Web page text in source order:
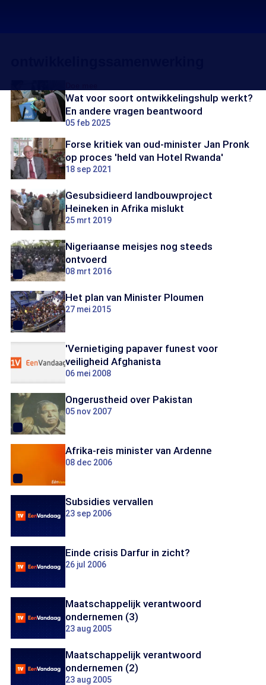
Wat voor soort ontwikkelingshulp werkt?
En andere vragen beantwoord
05 feb 2025
Forse kritiek van oud-minister Jan Pronk
op proces 'held van Hotel Rwanda'
18 sep 2021
Gesubsidieerd landbouwproject
Heineken in Afrika mislukt
25 mrt 2019
Nigeriaanse meisjes nog steeds
ontvoerd
08 mrt 2016
Het plan van Minister Ploumen
27 mei 2015
'Vernietiging papaver funest voor
veiligheid Afghanista
06 mei 2008
Ongerustheid over Pakistan
05 nov 2007
Afrika-reis minister van Ardenne
08 dec 2006
Subsidies vervallen
23 sep 2006
Einde crisis Darfur in zicht?
26 jul 2006
Maatschappelijk verantwoord
ondernemen (3)
23 aug 2005
Maatschappelijk verantwoord
ondernemen (2)
23 aug 2005